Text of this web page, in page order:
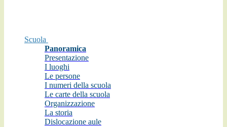
Scuola
Panoramica
Presentazione
I luoghi
Le persone
I numeri della scuola
Le carte della scuola
Organizzazione
La storia
Dislocazione aule